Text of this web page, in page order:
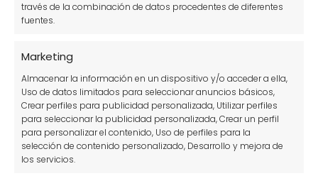
través de la combinación de datos procedentes de diferentes
fuentes.
Marketing
Almacenar la información en un dispositivo y/o acceder a ella,
Uso de datos limitados para seleccionar anuncios básicos,
Crear perfiles para publicidad personalizada, Utilizar perfiles
para seleccionar la publicidad personalizada, Crear un perfil
para personalizar el contenido, Uso de perfiles para la
selección de contenido personalizado, Desarrollo y mejora de
los servicios.
Huerto
Insectos y animales en el huerto
Jardinería
Mascotas y animales domésticos
Paisajismo